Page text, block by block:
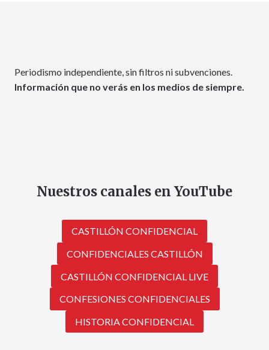
Periodismo independiente, sin filtros ni subvenciones.
Información que no verás en los medios de siempre.
Nuestros canales en YouTube
CASTILLÓN CONFIDENCIAL
CONFIDENCIALES CASTILLÓN
CASTILLÓN CONFIDENCIAL LIVE
CONFESIONES CONFIDENCIALES
HISTORIA CONFIDENCIAL